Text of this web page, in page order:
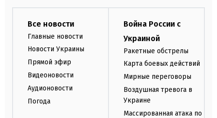
Все новости
Главные новости
Новости Украины
Прямой эфир
Видеоновости
Аудионовости
Погода
Война России с
Украиной
Ракетные обстрелы
Карта боевых действий
Мирные переговоры
Воздушная тревога в
Украине
Массированная атака по